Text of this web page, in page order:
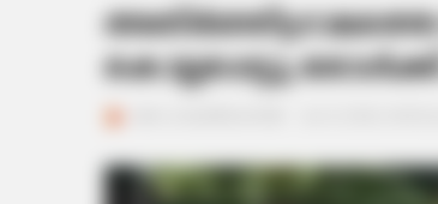
കൊല്ലപ്പെട്ടു,